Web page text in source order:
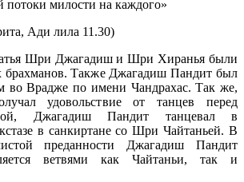
милости на каждого»
Ади лила 11.30)
Шри Джагадиш и Шри Хиранья были
брахманов. Также Джагадиш Пандит был
во Врадже по имени Чандрахас. Так же,
удовольствие от танцев перед
Джагадиш Пандит танцевал в
в санкиртане со Шри Чайтаньей. В
преданности Джагадиш Пандит
ветвями как Чайтаньи, так и